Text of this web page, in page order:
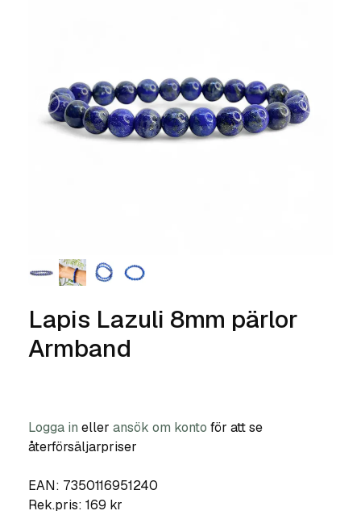
Lapis Lazuli 8mm pärlor
Armband
Logga in eller ansök om konto för att se
återförsäljarpriser
EAN: 7350116951240
Rek.pris: 169 kr